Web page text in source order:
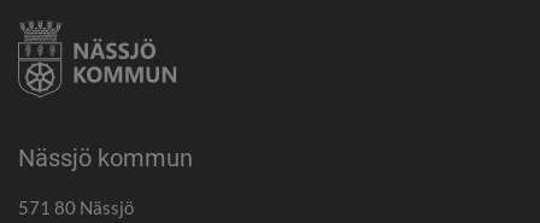
Nässjö kommun
571 80 Nässjö